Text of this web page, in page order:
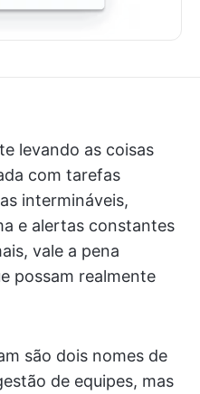
levando as coisas
com tarefas
intermináveis,
e alertas constantes
vale a pena
possam realmente
são dois nomes de
de equipes, mas